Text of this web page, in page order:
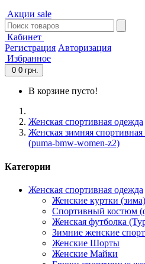
Акции sale
Кабинет
Регистрация Авторизация
Избранное
0 0 грн.
В корзине пусто!
Женская спортивная одежда
Женская зимняя
(puma-bmw-women-z2)
Категории
Женская спортивная одежда
Женские куртки (зима)
Спортивный костюм
Женская футболка
Зимние женские
Женские Шорты
Женские Майки